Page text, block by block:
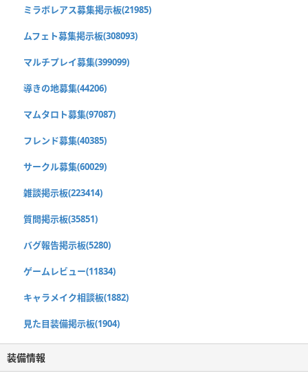
ミラボレアス募集掲示板(21985)
ムフェト募集掲示板(308093)
マルチプレイ募集(399099)
導きの地募集(44206)
マムタロト募集(97087)
フレンド募集(40385)
サークル募集(60029)
雑談掲示板(223414)
質問掲示板(35851)
バグ報告掲示板(5280)
ゲームレビュー(11834)
キャラメイク相談板(1882)
見た目装備掲示板(1904)
装備情報